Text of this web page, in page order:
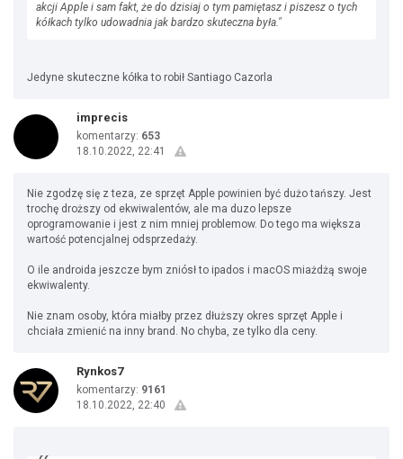
akcji Apple i sam fakt, że do dzisiaj o tym pamiętasz i piszesz o tych
kółkach tylko udowadnia jak bardzo skuteczna była."
Jedyne skuteczne kółka to robił Santiago Cazorla
imprecis
komentarzy: 653
18.10.2022, 22:41
Nie zgodzę się z teza, ze sprzęt Apple powinien być dużo tańszy. Jest
trochę droższy od ekwiwalentów, ale ma duzo lepsze
oprogramowanie i jest z nim mniej problemow. Do tego ma większa
wartość potencjalnej odsprzedaży.
O ile androida jeszcze bym zniósł to ipados i macOS miażdżą swoje
ekwiwalenty.
Nie znam osoby, która miałby przez dłuższy okres sprzęt Apple i
chciała zmienić na inny brand. No chyba, ze tylko dla ceny.
Rynkos7
komentarzy: 9161
18.10.2022, 22:40